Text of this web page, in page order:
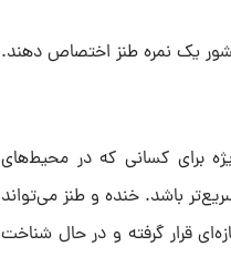
یک نمره طنز اختصاص دهند.
برای کسانی که در محیط‌های
باشد. خنده و طنز می‌تواند
قرار گرفته و در حال شناخت